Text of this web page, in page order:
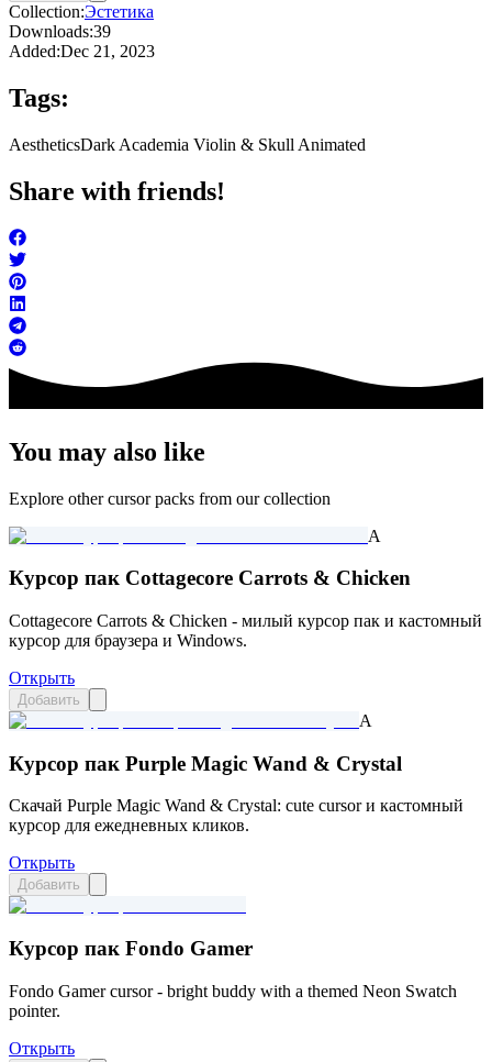
Collection:Эстетика
Downloads:39
Added:Dec 21, 2023
Tags:
AestheticsDark Academia Violin & Skull Animated
Share with friends!
You may also like
Explore other cursor packs from our collection
A
Курсор пак Cottagecore Carrots & Сhicken
Cottagecore Carrots & Сhicken - милый курсор пак и кастомный
курсор для браузера и Windows.
Открыть
Добавить
A
Курсор пак Purple Magic Wand & Crystal
Скачай Purple Magic Wand & Crystal: cute cursor и кастомный
курсор для ежедневных кликов.
Открыть
Добавить
Курсор пак Fondo Gamer
Fondo Gamer cursor - bright buddy with a themed Neon Swatch
pointer.
Открыть